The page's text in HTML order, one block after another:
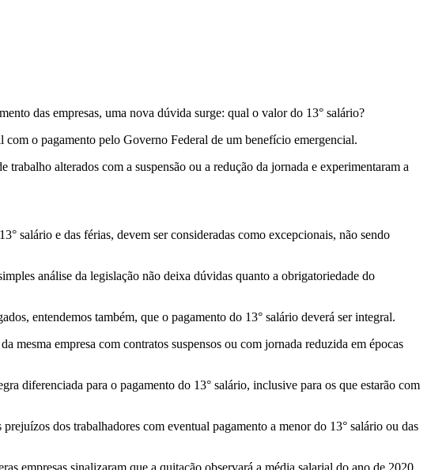
das empresas, uma nova dúvida surge: qual o valor do 13° salário?
com o pagamento pelo Governo Federal de um benefício emergencial.
alterados com a suspensão ou a redução da jornada e experimentaram a
salário e das férias, devem ser consideradas como excepcionais, não sendo
análise da legislação não deixa dúvidas quanto a obrigatoriedade do
entendemos também, que o pagamento do 13° salário deverá ser integral.
empresa com contratos suspensos ou com jornada reduzida em épocas
diferenciada para o pagamento do 13° salário, inclusive para os que estarão com
dos trabalhadores com eventual pagamento a menor do 13° salário ou das